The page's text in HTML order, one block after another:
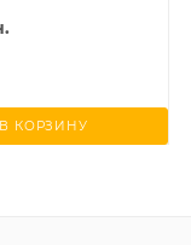
В КОРЗИНУ